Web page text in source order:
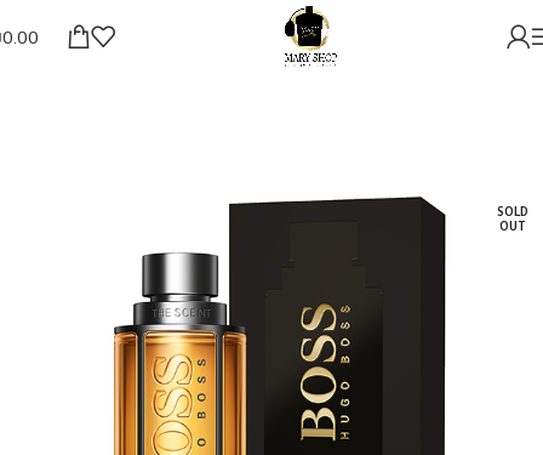
0.00
SOLD
OUT